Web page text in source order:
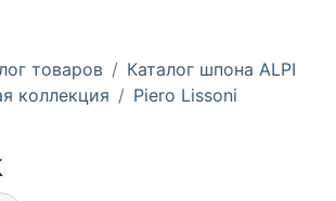
товаров
Каталог шпона ALPI
коллекция
Piero Lissoni